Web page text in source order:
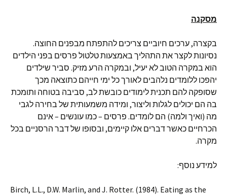
מסקנה
בקצרה, ערכים חיוביים צריכים להתפתח מבפנים החוצה.
נסיונות לקצר את התהליך באמצעות טלטול פרסים בפני הילדים
הוא במקרה הטוב לא יעיל, ובמקרה הרע מזיק. סביר שילדים
יהפכו ללומדים נלהבים לאורך כל ימי חייהם כתוצאה מכך
שסופקה להם תכנית לימודים כובשת לב, סביבה בטוחה ותומכת
בה הם יכולים לגלות וליצור, ומידה משמעותית של בחירה לגבי
מה (ואיך ולמה) הם לומדים. פרסים – כמו עונשים – אינם
הכרחיים כאשר דברים אלו קיימים, ובסופו של דבר הרסניים בכל
מקרה.
למידע נוסף:
Birch, L.L., D.W. Marlin, and J. Rotter. (1984). Eating as the